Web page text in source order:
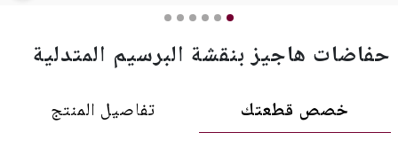
حفاضات هاجيز بنقشة البرسيم المتدلية
خصص قطعتك تفاصيل المنتج